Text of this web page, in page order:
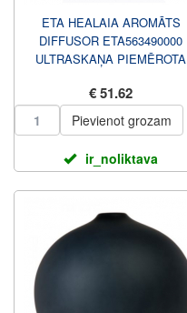
ETA HEALAIA AROMĀTS
DIFFUSOR ETA563490000
ULTRASKAŅA PIEMĒROTA
€ 51.62
Pievienot grozam
ir_noliktava